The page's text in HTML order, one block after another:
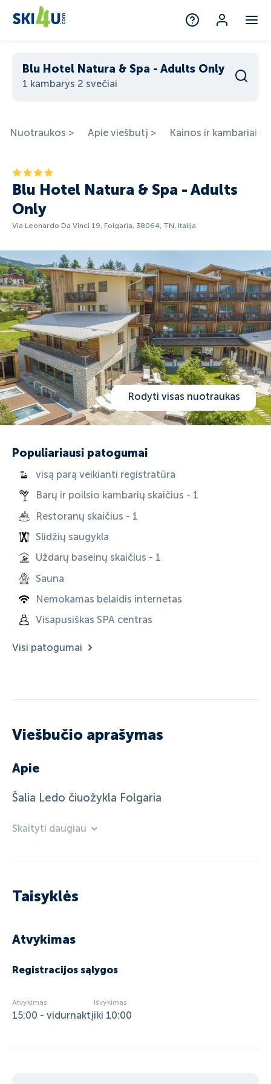
Blu Hotel Natura & Spa - Adults Only
1 kambarys 2 svečiai
Nuotraukos > Apie viešbutį > Kainos ir kambariai >
Blu Hotel Natura & Spa - Adults
Only
Via Leonardo Da Vinci 19, Folgaria, 38064, TN, Italija
Rodyti visas nuotraukas
Populiariausi patogumai
visą parą veikianti registratūra
Barų ir poilsio kambarių skaičius - 1
Restoranų skaičius - 1
Slidžių saugykla
Uždarų baseinų skaičius - 1
Sauna
Nemokamas belaidis internetas
Visapusiškas SPA centras
Visi patogumai
Viešbučio aprašymas
Apie
Šalia Ledo čiuožykla Folgaria
Skaityti daugiau
Taisyklės
Atvykimas
Registracijos sąlygos
Atvykimas
15:00 - vidurnaktį
Išvykimas
iki 10:00